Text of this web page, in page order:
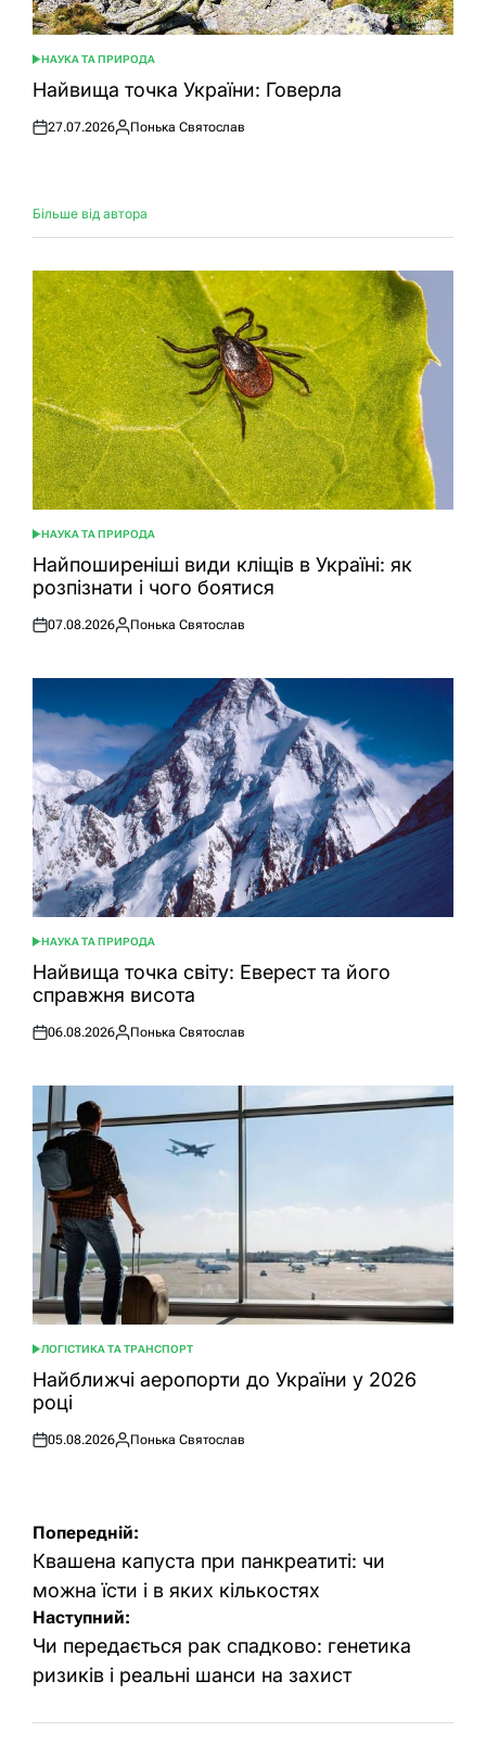
ОПУБЛІКУВАТИ
У
НАУКА ТА ПРИРОДА
Найвища точка України: Говерла
Оприлюднено
27.07.2026
Опубліковано
Понька Святослав
Більше від автора
ОПУБЛІКУВАТИ
У
НАУКА ТА ПРИРОДА
Найпоширеніші види кліщів в Україні: як
розпізнати і чого боятися
Оприлюднено
07.08.2026
Опубліковано
Понька Святослав
ОПУБЛІКУВАТИ
У
НАУКА ТА ПРИРОДА
Найвища точка світу: Еверест та його
справжня висота
Оприлюднено
06.08.2026
Опубліковано
Понька Святослав
ОПУБЛІКУВАТИ
У
ЛОГІСТИКА ТА ТРАНСПОРТ
Найближчі аеропорти до України у 2026
році
Оприлюднено
05.08.2026
Опубліковано
Понька Святослав
Навігація
записів
Попередній:
Квашена капуста при панкреатиті: чи
можна їсти і в яких кількостях
Наступний:
Чи передається рак спадково: генетика
ризиків і реальні шанси на захист